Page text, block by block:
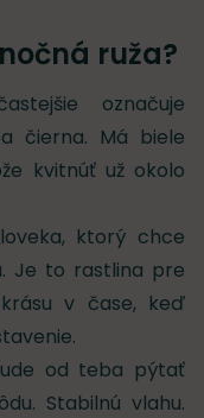
ruža?
označuje
čierna. Má biele
kvitnúť už okolo
ktorý chce
Je to rastlina pre
v čase, keď
od teba pýtať
Stabilnú vlahu.